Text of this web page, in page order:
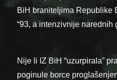
BiH braniteljima Republike
“93, a intenzivnije narednih
Nije li IZ BiH “uzurpirala”
poginule borce